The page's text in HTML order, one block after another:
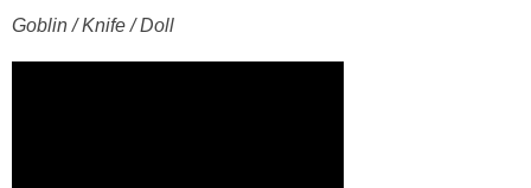
Goblin / Knife / Doll